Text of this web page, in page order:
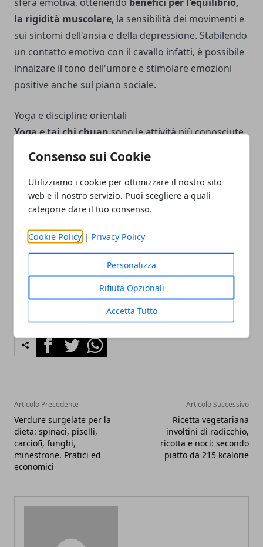
Consenso sui Cookie
Utilizziamo i cookie per ottimizzare il nostro sito
web e il nostro servizio. Puoi scegliere a quali
categorie dare il tuo consenso.
Cookie Policy | Privacy Policy
Personalizza
Rifiuta Opzionali
Accetta Tutto
la rigidità muscolare, la sensibilità dei movimenti e
sui sintomi dell'ansia e della depressione. Stabilendo
un contatto emotivo con il cavallo infatti, è possibile
innalzare il tono dell'umore e stimolare emozioni
positive anche sul piano sociale.
Yoga e discipline orientali
Yoga e tai chi chuansono le attività più conosciute
migliorare l'equilibrio e la coordinazione del
corpo, favorendo anche la corretta respirazione e
il rilassamento. Per le persone con sclerosi multipla
è particolarmente indicato ilqi gong
esercizi che uniscono tecniche di meditazione e arti
marziali cinesi e che migliorano il benessere fisico e
Facebook
TwitterWhatsapp
Articolo Precedente
Verdure surgelate per la
dieta: spinaci, piselli,
carciofi, funghi,
minestrone. Pratici ed
economici
Articolo Successivo
Ricetta vegetariana
involtini di radicchio,
ricotta e noci: secondo
piatto da 215 kcalorie